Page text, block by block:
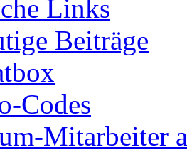
Links
Beiträge
Codes
Mitarbeiter